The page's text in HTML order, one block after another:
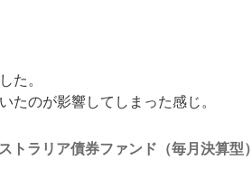
た。
たのが影響してしまった感じ。
ラリア債券ファンド（毎月決算型）